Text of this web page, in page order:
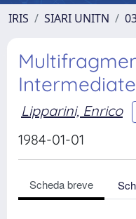
IRIS SIARI UNITN
Lipparini, Enrico
1984-01-01
Scheda breve